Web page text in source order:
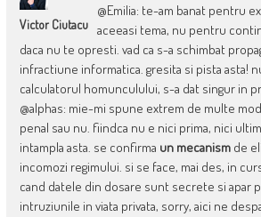
Victor Ciutacu
@Emilia: te-am banat pentru
aceeasi tema, nu pentru
daca nu te opresti. vad ca s-a schimbat
infractiune informatica. gresita si pista asta!
calculatorul homunculului, s-a dat singur in
@alphas: mie-mi spune extrem de multe
penal sau nu. fiindca nu e nici prima, nici
intampla asta. se confirma un mecanismde
incomozi regimului. si se face, mai des, in
cand datele din dosare sunt secrete si apar
intruziunile in viata privata, sorry, aici ne